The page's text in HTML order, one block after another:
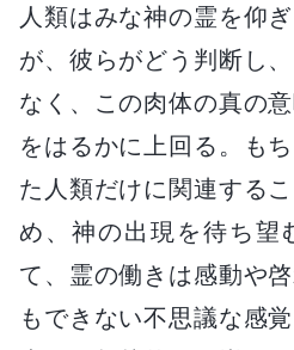
人類はみな神の霊を仰
が、彼らがどう判断し
なく、この肉体の真の
をはるかに上回る。も
た人類だけに関連する
め、神の出現を待ち望
て、霊の働きは感動や
もできない不思議な感